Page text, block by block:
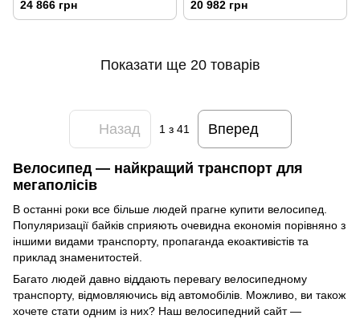
24 866 грн 20 982 грн
Показати ще 20 товарів
Назад 1з 41 Вперед
Велосипед — найкращий транспорт для
мегаполісів
В останні роки все більше людей прагне купити велосипед.
Популяризації байків сприяють очевидна економія порівняно з
іншими видами транспорту, пропаганда екоактивістів та
приклад знаменитостей.
Багато людей давно віддають перевагу велосипедному
транспорту, відмовляючись від автомобілів. Можливо, ви також
хочете стати одним із них? Наш велосипедний сайт —